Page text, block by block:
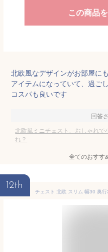
この商品
北欧風なデザインがお部屋に
アイテムになっていて、過ご
コスパも良いです
回答
北欧風ミニチェスト、おしゃれ
れ？
全てのおすす
12th